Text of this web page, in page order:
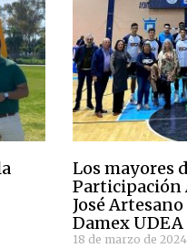
Los mayores
Participación
José
Damex UDEA
18 de marzo de 2024